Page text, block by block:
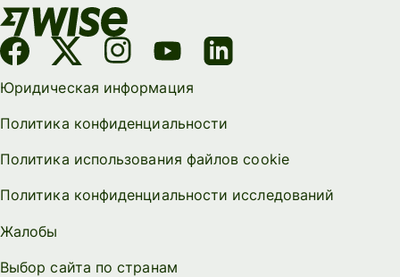
Юридическая информация
Политика конфиденциальности
Политика использования файлов cookie
Политика конфиденциальности исследований
Жалобы
Выбор сайта по странам